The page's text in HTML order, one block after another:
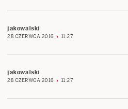
jakowalski
28 CZERWCA 2016 11:27
jakowalski
28 CZERWCA 2016 11:27